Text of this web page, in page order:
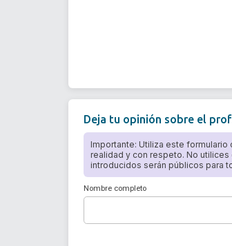
Deja tu opinión sobre el
Importante: Utiliza este
realidad y con respeto. No
introducidos serán públicos para
Nombre completo